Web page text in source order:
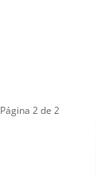
Página 2 de 2